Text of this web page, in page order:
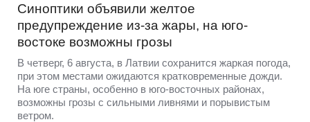
Синоптики объявили желтое
предупреждение из-за жары, на юго-
востоке возможны грозы
В четверг, 6 августа, в Латвии сохранится жаркая погода,
при этом местами ожидаются кратковременные дожди.
На юге страны, особенно в юго-восточных районах,
возможны грозы с сильными ливнями и порывистым
ветром.